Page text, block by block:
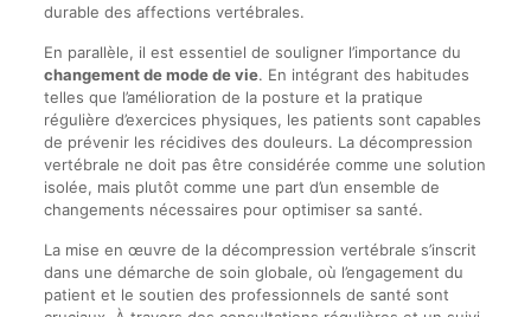
durable des affections vertébrales.
En parallèle, il est essentiel de souligner l’importance du
changement de mode de vie. En intégrant des habitudes
telles que l’amélioration de la posture et la pratique
régulière d’exercices physiques, les patients sont capables
de prévenir les récidives des douleurs. La décompression
vertébrale ne doit pas être considérée comme une solution
isolée, mais plutôt comme une part d’un ensemble de
changements nécessaires pour optimiser sa santé.
La mise en œuvre de la décompression vertébrale s’inscrit
dans une démarche de soin globale, où l’engagement du
patient et le soutien des professionnels de santé sont